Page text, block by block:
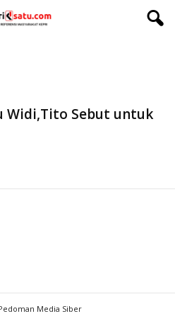
Widi,Tito Sebut untuk
Media Siber